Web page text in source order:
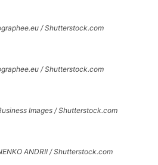
/ Shutterstock.com
/ Shutterstock.com
Images / Shutterstock.com
ANDRII / Shutterstock.com